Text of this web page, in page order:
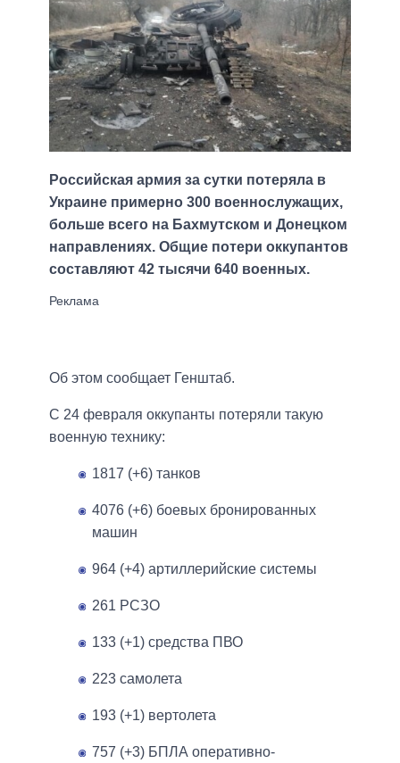
Российская армия за сутки потеряла в
Украине примерно 300 военнослужащих,
больше всего на Бахмутском и Донецком
направлениях. Общие потери оккупантов
составляют 42 тысячи 640 военных.
Об этом сообщает Генштаб.
С 24 февраля оккупанты потеряли такую
военную технику:
1817 (+6) танков
4076 (+6) боевых бронированных
машин
964 (+4) артиллерийские системы
261 РСЗО
133 (+1) средства ПВО
223 самолета
193 (+1) вертолета
757 (+3) БПЛА оперативно-